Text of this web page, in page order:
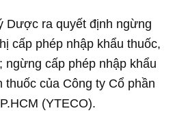
Dược ra quyết định ngừng
cấp phép nhập khẩu thuốc,
ngừng cấp phép nhập khẩu
thuốc của Công ty Cổ phần
(YTECO).